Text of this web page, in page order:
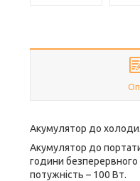
Акумулятор до
Акумулятор до
години
потужність – 100 Вт.